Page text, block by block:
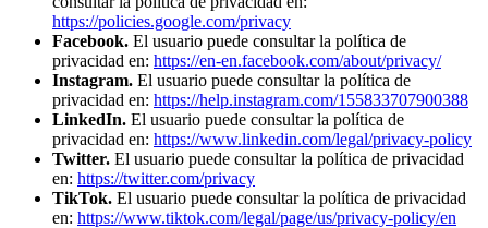
https://policies.google.com/privacy
Facebook. El usuario puede consultar la política de
privacidad en: https://en-en.facebook.com/about/privacy/
Instagram. El usuario puede consultar la política de
privacidad en: https://help.instagram.com/155833707900388
LinkedIn. El usuario puede consultar la política de
privacidad en: https://www.linkedin.com/legal/privacy-policy
Twitter. El usuario puede consultar la política de privacidad
en: https://twitter.com/privacy
TikTok. El usuario puede consultar la política de privacidad
en: https://www.tiktok.com/legal/page/us/privacy-policy/en